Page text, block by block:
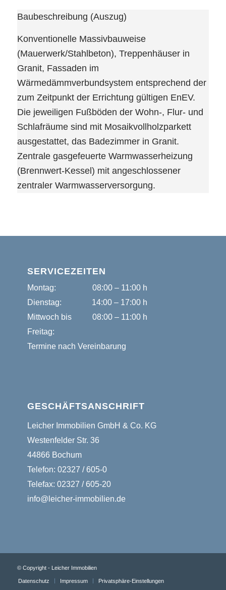
Baubeschreibung (Auszug)
Konventionelle Massivbauweise
(Mauerwerk/Stahlbeton), Treppenhäuser in
Granit, Fassaden im
Wärmedämmverbundsystem entsprechend der
zum Zeitpunkt der Errichtung gültigen EnEV.
Die jeweiligen Fußböden der Wohn-, Flur- und
Schlafräume sind mit Mosaikvollholzparkett
ausgestattet, das Badezimmer in Granit.
Zentrale gasgefeuerte Warmwasserheizung
(Brennwert-Kessel) mit angeschlossener
zentraler Warmwasserversorgung.
SERVICEZEITEN
Montag:
08:00 – 11:00 h
Dienstag:
14:00 – 17:00 h
Mittwoch bis
Freitag:
08:00 – 11:00 h
Termine nach Vereinbarung
GESCHÄFTSANSCHRIFT
Leicher Immobilien GmbH & Co. KG
Westenfelder Str. 36
44866 Bochum
Telefon: 02327 / 605-0
Telefax: 02327 / 605-20
info@leicher-immobilien.de
© Copyright - Leicher Immobilien
Datenschutz Impressum Privatsphäre-Einstellungen